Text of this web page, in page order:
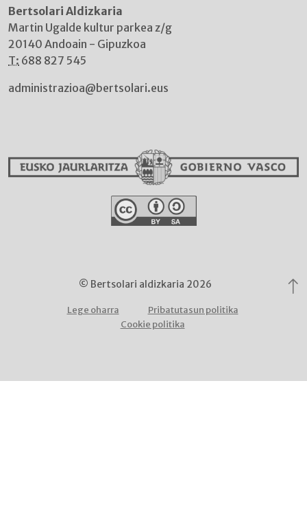
Bertsolari Aldizkaria
Martin Ugalde kultur parkea z/g
20140 Andoain - Gipuzkoa
T: 688 827 545
administrazioa@bertsolari.eus
© Bertsolari aldizkaria 2026
Lege oharra
Pribatutasun politika
Cookie politika